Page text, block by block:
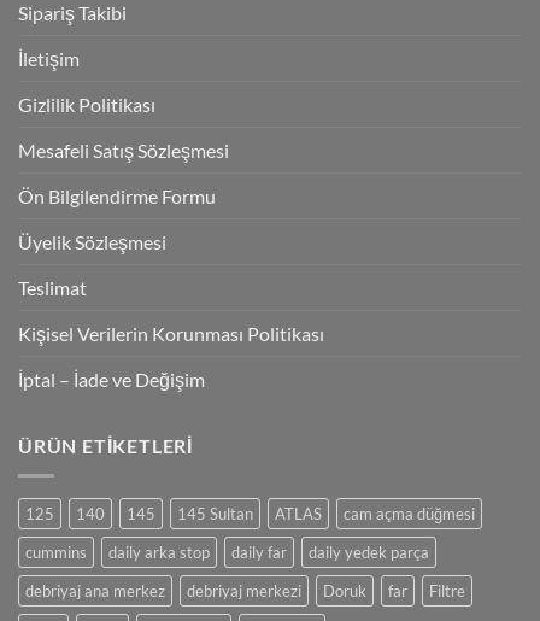
Sipariş Takibi
İletişim
Gizlilik Politikası
Mesafeli Satış Sözleşmesi
Ön Bilgilendirme Formu
Üyelik Sözleşmesi
Teslimat
Kişisel Verilerin Korunması Politikası
İptal – İade ve Değişim
ÜRÜN ETIKETLERI
125 140 145 145 Sultan ATLAS
cam açma düğmesi
cummins
daily arka stop daily far
daily yedek parça
debriyaj ana merkez
debriyaj merkezi Doruk far
Filtre